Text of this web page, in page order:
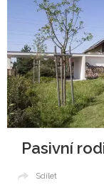
Sdílet